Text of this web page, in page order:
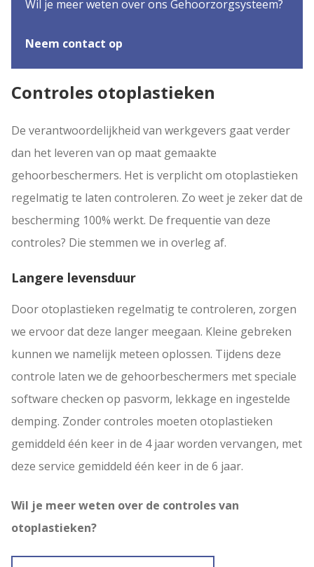
Wil je meer weten over ons Gehoorzorgsysteem?
Neem contact op
Controles otoplastieken
De verantwoordelijkheid van werkgevers gaat verder
dan het leveren van op maat gemaakte
gehoorbeschermers. Het is verplicht om otoplastieken
regelmatig te laten controleren. Zo weet je zeker dat de
bescherming 100% werkt. De frequentie van deze
controles? Die stemmen we in overleg af.
Langere levensduur
Door otoplastieken regelmatig te controleren, zorgen
we ervoor dat deze langer meegaan. Kleine gebreken
kunnen we namelijk meteen oplossen. Tijdens deze
controle laten we de gehoorbeschermers met speciale
software checken op pasvorm, lekkage en ingestelde
demping. Zonder controles moeten otoplastieken
gemiddeld één keer in de 4 jaar worden vervangen, met
deze service gemiddeld één keer in de 6 jaar.
Wil je meer weten over de controles van
otoplastieken?